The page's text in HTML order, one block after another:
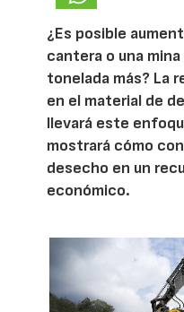
¿Es posible
cantera o una
tonelada más? La
en el material de
llevará este
mostrará cómo
desecho en un
económico.